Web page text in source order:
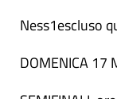
Ness1escluso
DOMENICA 17